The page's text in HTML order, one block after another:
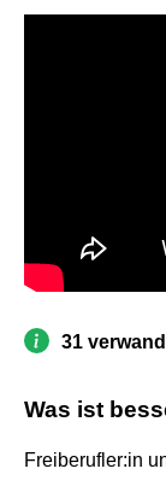
31
Was ist
Freiberufler:in